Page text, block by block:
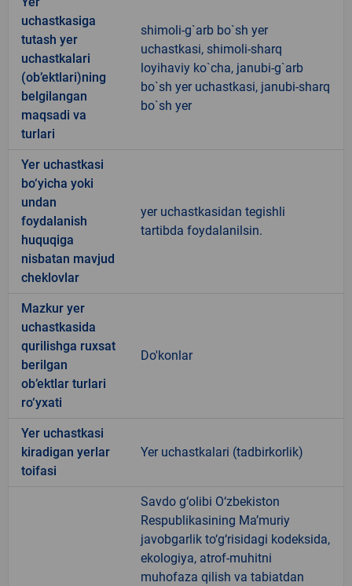
uchastkasiga
tutash yer
uchastkalari
(ob’ektlari)ning
belgilangan
maqsadi va
turlari
shimoli-g`arb bo`sh yer
uchastkasi, shimoli-sharq
loyihaviy ko`cha, janubi-g`arb
bo`sh yer uchastkasi, janubi-sharq
bo`sh yer
Yer uchastkasi
bo‘yicha yoki
undan
foydalanish
huquqiga
nisbatan mavjud
cheklovlar
yer uchastkasidan tegishli
tartibda foydalanilsin.
Mazkur yer
uchastkasida
qurilishga ruxsat
berilgan
ob’ektlar turlari
ro‘yxati
Do'konlar
Yer uchastkasi
kiradigan yerlar
toifasi
Yer uchastkalari (tadbirkorlik)
Savdo g‘olibi O‘zbekiston
Respublikasining Ma’muriy
javobgarlik to‘g‘risidagi kodeksida,
ekologiya, atrof-muhitni
muhofaza qilish va tabiatdan